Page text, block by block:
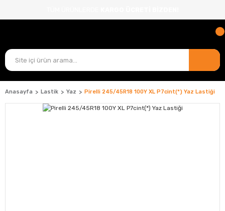
Anasayfa Lastik Yaz Pirelli 245/45R18 100Y XL P7cint(*) Yaz Lastiği